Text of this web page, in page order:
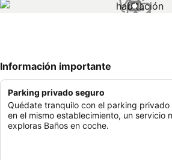
1 / 1
Información importante
Parking privado seguro
Quédate tranquilo con el parking
en el mismo establecimiento, un servicio
exploras Baños en coche.